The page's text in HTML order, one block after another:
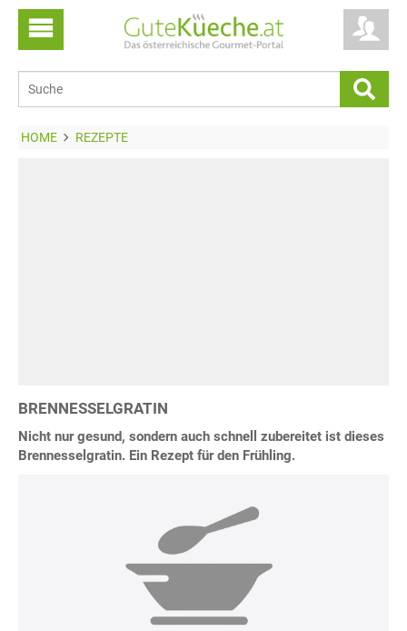
HOME REZEPTE
BRENNESSELGRATIN
Nicht nur gesund, sondern auch schnell zubereitet ist dieses
Brennesselgratin. Ein Rezept für den Frühling.